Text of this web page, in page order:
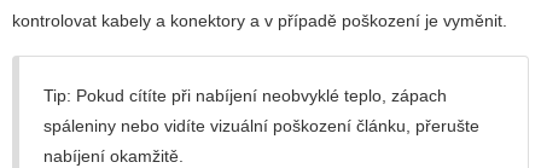
kontrolovat kabely a konektory a v případě poškození je vyměnit.
Tip: Pokud cítíte při nabíjení neobvyklé teplo, zápach
spáleniny nebo vidíte vizuální poškození článku, přerušte
nabíjení okamžitě.